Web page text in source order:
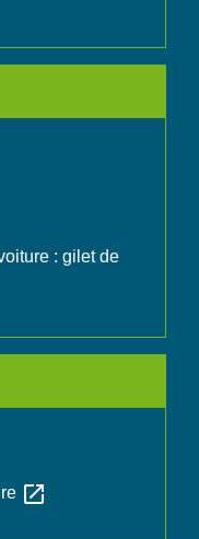
: gilet de
open_in_new